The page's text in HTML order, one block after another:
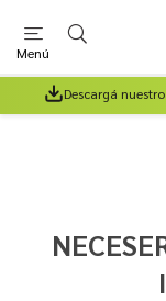
Menú
Descargá